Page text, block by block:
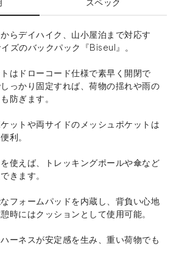
らデイハイク、山小屋泊まで対応す
ズのバックパック『Biseul』。
はドローコード仕様で素早く開閉で
っかり固定すれば、荷物の揺れや雨の
防ぎます。
ットや両サイドのメッシュポケットは
利。
使えば、トレッキングポールや傘など
きます。
フォームパッドを内蔵し、背負い心地
時にはクッションとして使用可能。
ーネスが安定感を生み、重い荷物でも